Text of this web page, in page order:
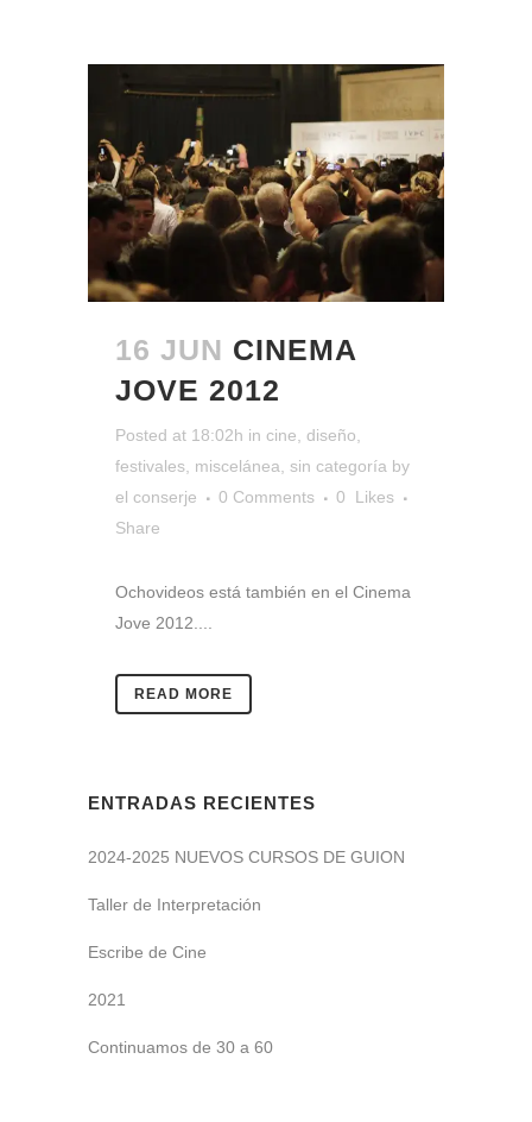
16 JUN CINEMA
JOVE 2012
Posted at 18:02h in cine diseño
festivales miscelánea sin categoría by
el conserje
0 Comments 0
Likes
Share
Ochovideos está también en el Cinema
Jove 2012....
READ MORE
ENTRADAS RECIENTES
2024-2025 NUEVOS CURSOS DE GUION
Taller de Interpretación
Escribe de Cine
2021
Continuamos de 30 a 60